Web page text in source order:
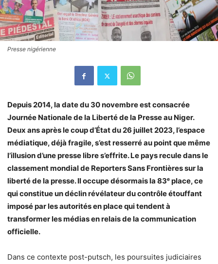
Presse nigérienne
Depuis 2014, la date du 30 novembre est consacrée
Journée Nationale de la Liberté de la Presse au Niger.
Deux ans après le coup d’État du 26 juillet 2023, l’espace
médiatique, déjà fragile, s’est resserré au point que même
l’illusion d’une presse libre s’effrite. Le pays recule dans le
classement mondial de Reporters Sans Frontières sur la
liberté de la presse. Il occupe désormais la 83ᵉ place, ce
qui constitue un déclin révélateur du contrôle étouffant
imposé par les autorités en place qui tendent à
transformer les médias en relais de la communication
officielle.
Dans ce contexte post-putsch, les poursuites judiciaires